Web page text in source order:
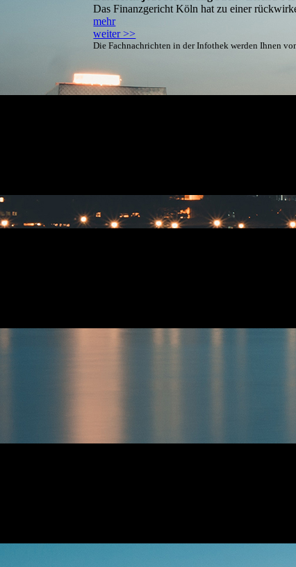
Das Finanzgericht Köln hat zu einer
mehr
weiter >>
Die Fachnachrichten in der Infothek werden Ihnen